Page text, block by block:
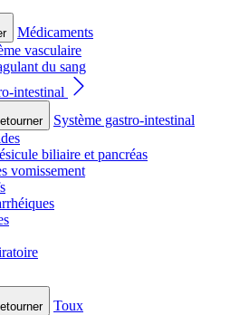
Médicaments
vasculaire
du sang
intestinal
Système gastro-intestinal
biliaire et pancréas
vomissement
Toux